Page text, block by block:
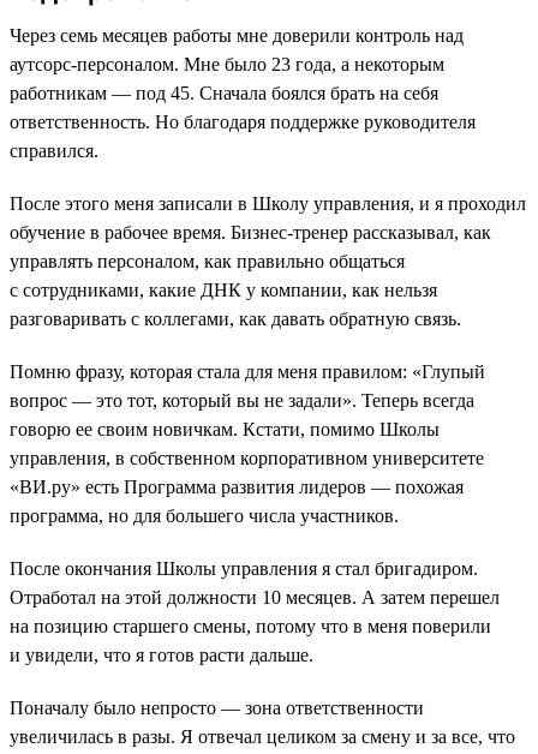
Через семь месяцев работы мне доверили контроль над
аутсорс-персоналом. Мне было 23 года, а некоторым
работникам — под 45. Сначала боялся брать на себя
ответственность. Но благодаря поддержке руководителя
справился.
После этого меня записали в Школу управления, и я проходил
обучение в рабочее время. Бизнес-тренер рассказывал, как
управлять персоналом, как правильно общаться
с сотрудниками, какие ДНК у компании, как нельзя
разговаривать с коллегами, как давать обратную связь.
Помню фразу, которая стала для меня правилом: «Глупый
вопрос — это тот, который вы не задали». Теперь всегда
говорю ее своим новичкам. Кстати, помимо Школы
управления, в собственном корпоративном университете
«ВИ.ру» есть Программа развития лидеров — похожая
программа, но для большего числа участников.
После окончания Школы управления я стал бригадиром.
Отработал на этой должности 10 месяцев. А затем перешел
на позицию старшего смены, потому что в меня поверили
и увидели, что я готов расти дальше.
Поначалу было непросто — зона ответственности
увеличилась в разы. Я отвечал целиком за смену и за все, что